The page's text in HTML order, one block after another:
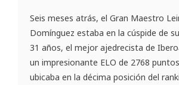
Seis meses atrás, el Gran Maestro
Domínguez estaba en la cúspide de
31 años, el mejor ajedrecista de
un impresionante ELO de 2768
ubicaba en la décima posición del